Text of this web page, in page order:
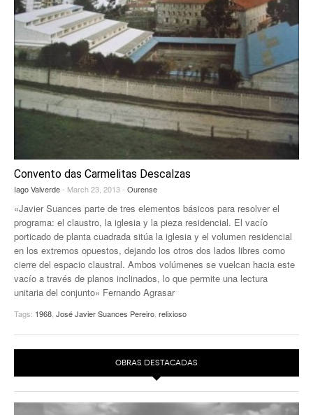
Convento das Carmelitas Descalzas
Iago Valverde- March 23, 2013 - Ourense
«Javier Suances parte de tres elementos básicos para resolver el
programa: el claustro, la iglesia y la pieza residencial. El vacío
porticado de planta cuadrada sitúa la iglesia y el volumen residencial
en los extremos opuestos, dejando los otros dos lados libres como
cierre del espacio claustral. Ambos volúmenes se vuelcan hacia este
vacío a través de planos inclinados, lo que permite una lectura
unitaria del conjunto» Fernando Agrasar
Tags: 1968, José Javier Suances Pereiro, relixioso
OBRAS DESTACADAS